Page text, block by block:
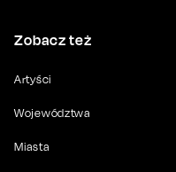
Zobacz też
Artyści
Województwa
Miasta